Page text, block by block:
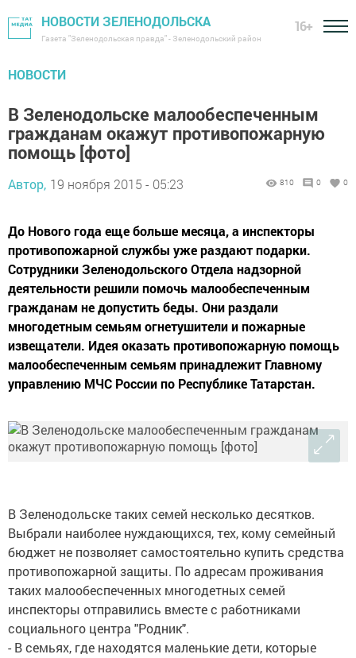
НОВОСТИ ЗЕЛЕНОДОЛЬСКА
Газета "Зеленодольская правда" - Зеленодольский район
16+
НОВОСТИ
В Зеленодольске малообеспеченным
гражданам окажут противопожарную
помощь [фото]
Автор, 19 ноября 2015 - 05:23 810 0 0
До Нового года еще больше месяца, а инспекторы
противопожарной службы уже раздают подарки.
Сотрудники Зеленодольского Отдела надзорной
деятельности решили помочь малообеспеченным
гражданам не допустить беды. Они раздали
многодетным семьям огнетушители и пожарные
извещатели. Идея оказать противопожарную помощь
малообеспеченным семьям принадлежит Главному
управлению МЧС России по Республике Татарстан.
В Зеленодольске таких семей несколько десятков.
Выбрали наиболее нуждающихся, тех, кому семейный
бюджет не позволяет самостоятельно купить средства
противопожарной защиты. По адресам проживания
таких малообеспеченных многодетных семей
инспекторы отправились вместе с работниками
социального центра "Родник".
- В семьях, где находятся маленькие дети, которые